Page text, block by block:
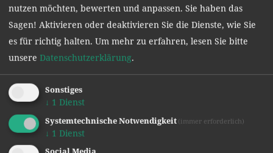
nutzen möchten, bewerten und anpassen. Sie haben das
Sagen! Aktivieren oder deaktivieren Sie die Dienste, wie Sie
es für richtig halten. Um mehr zu erfahren, lesen Sie bitte
unsere Datenschutzerklärung.
Sonstiges
↓ 1 Dienst
Systemtechnische Notwendigkeit (immer erforderlich)
↓ 1 Dienst